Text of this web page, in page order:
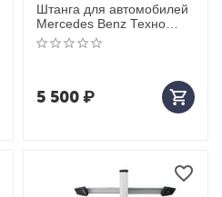
Штанга для автомобилей
Mercedes Benz Техно
вектор
5 500₽